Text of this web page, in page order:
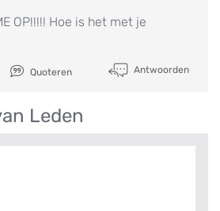
OP!!!!! Hoe is het met je
Quoteren Antwoorden
Leden